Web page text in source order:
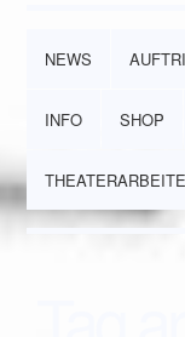
NEWS
INFO SHOP